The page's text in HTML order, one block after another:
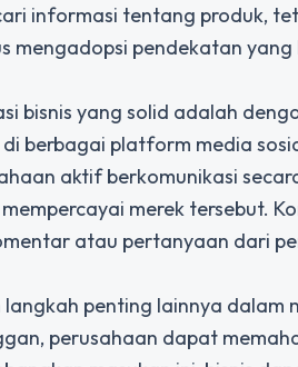
informasi tentang produk,
mengadopsi pendekatan
bisnis yang solid adalah
berbagai platform media
aktif berkomunikasi
merek tersebut.
atau pertanyaan dari
penting lainnya dalam
perusahaan dapat